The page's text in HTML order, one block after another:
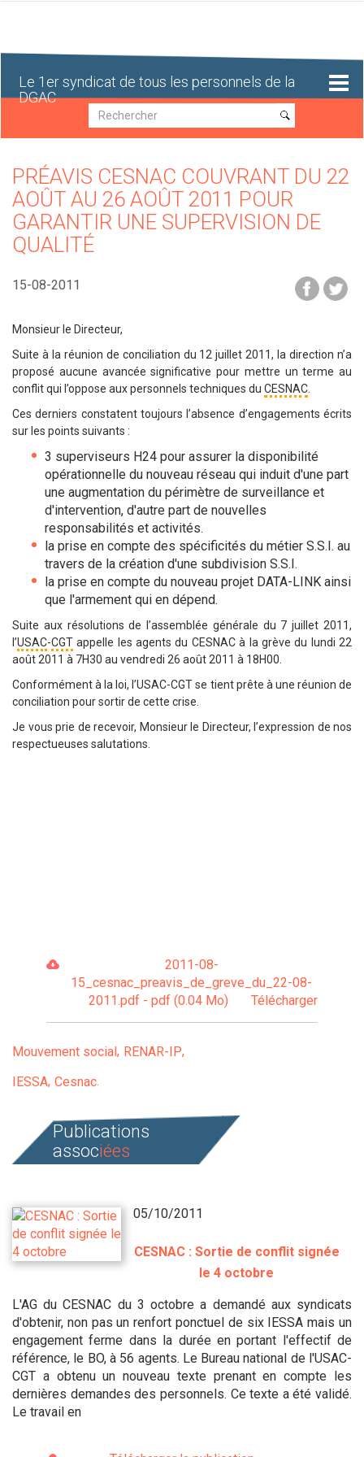
Le 1er syndicat de tous les personnels de la
DGAC
Recherche
Recherche
PRÉAVIS CESNAC COUVRANT DU 22
AOÛT AU 26 AOÛT 2011 POUR
GARANTIR UNE SUPERVISION DE
QUALITÉ
15-08-2011
Monsieur le Directeur,
Suite à la réunion de conciliation du 12 juillet 2011, la direction n’a
proposé aucune avancée significative pour mettre un terme au
conflit qui l’oppose aux personnels techniques du CESNAC
Ces derniers constatent toujours l’absence d’engagements écrits
sur les points suivants :
3 superviseurs H24 pour assurer la disponibilité
opérationnelle du nouveau réseau qui induit d'une part
une augmentation du périmètre de surveillance et
d'intervention, d'autre part de nouvelles
responsabilités et activités.
la prise en compte des spécificités du métier S.S.I. au
travers de la création d'une subdivision S.S.I.
la prise en compte du nouveau projet DATA-LINK ainsi
que l'armement qui en dépend.
Suite aux résolutions de l’assemblée générale du 7 juillet 2011,
l’USAC-CGT appelle les agents du CESNAC à la grève du lundi 22
août 2011 à 7H30 au vendredi 26 août 2011 à 18H00.
Conformément à la loi, l’USAC-CGT se tient prête à une réunion de
conciliation pour sortir de cette crise.
Je vous prie de recevoir, Monsieur le Directeur, l’expression de nos
respectueuses salutations.
2011-08-
15_cesnac_preavis_de_greve_du_22-08-
2011.pdf - pdf (0.04 Mo)
Télécharger
Mouvement social RENAR-IP
IESSA Cesnac
Publications
associées
05/10/2011
CESNAC : Sortie de conflit signée
le 4 octobre
L'AG du CESNAC du 3 octobre a demandé aux syndicats
d'obtenir, non pas un renfort ponctuel de six IESSA mais un
engagement ferme dans la durée en portant l'effectif de
référence, le BO, à 56 agents. Le Bureau national de l'USAC-
CGT a obtenu un nouveau texte prenant en compte les
dernières demandes des personnels. Ce texte a été validé.
Le travail en